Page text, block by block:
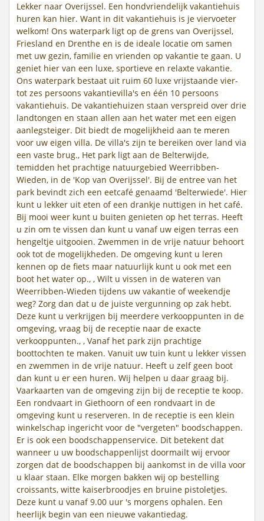
Lekker naar Overijssel. Een hondvriendelijk vakantiehuis
huren kan hier. Want in dit vakantiehuis is je viervoeter
welkom! Ons waterpark ligt op de grens van Overijssel,
Friesland en Drenthe en is de ideale locatie om samen
met uw gezin, familie en vrienden op vakantie te gaan. U
geniet hier van een luxe, sportieve en relaxte vakantie.
Ons waterpark bestaat uit ruim 60 luxe vrijstaande vier-
tot zes persoons vakantievilla's en één 10 persoons
vakantiehuis. De vakantiehuizen staan verspreid over drie
landtongen en staan allen aan het water met een eigen
aanlegsteiger. Dit biedt de mogelijkheid aan te meren
voor uw eigen villa. De villa's zijn te bereiken over land via
een vaste brug., Het park ligt aan de Belterwijde,
temidden het prachtige natuurgebied Weerribben-
Wieden, in de 'Kop van Overijssel'. Bij de entree van het
park bevindt zich een eetcafé genaamd 'Belterwiede'. Hier
kunt u lekker uit eten of een drankje nuttigen in het café.
Bij mooi weer kunt u buiten genieten op het terras. Heeft
u zin om te vissen dan kunt u vanaf uw eigen terras een
hengeltje uitgooien. Zwemmen in de vrije natuur behoort
ook tot de mogelijkheden. De omgeving kunt u leren
kennen op de fiets maar natuurlijk kunt u ook met een
boot het water op., , Wilt u vissen in de wateren van
Weerribben-Wieden tijdens uw vakantie of weekendje
weg? Zorg dan dat u de juiste vergunning op zak hebt.
Deze kunt u verkrijgen bij meerdere verkooppunten in de
omgeving, vraag bij de receptie naar de exacte
verkooppunten., , Vanaf het park zijn prachtige
boottochten te maken. Vanuit uw tuin kunt u lekker vissen
en zwemmen in de vrije natuur. Heeft u zelf geen boot
dan kunt u er een huren. Wij helpen u daar graag bij.
Vaarkaarten van de omgeving zijn bij de receptie te koop.
Een rondvaart in Giethoorn of een rondvaart in de
omgeving kunt u reserveren. In de receptie is een klein
winkelschap ingericht voor de "vergeten" boodschappen.
Er is ook een boodschappenservice. Dit betekent dat
wanneer u uw boodschappenlijst doormailt wij ervoor
zorgen dat de boodschappen bij aankomst in de villa voor
u klaar staan. Elke morgen bakken wij op bestelling
croissants, witte kaiserbroodjes en bruine pistoletjes.
Deze kunt u vanaf 9.00 uur 's morgens ophalen. Een
heerlijk begin van een nieuwe vakantiedag.